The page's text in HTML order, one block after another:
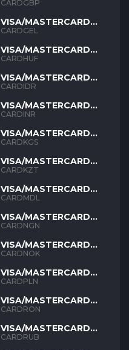
GBP
CARDGBP
VISA/MASTERCARD
GEL
CARDGEL
VISA/MASTERCARD
HUF
CARDHUF
VISA/MASTERCARD
IDR
CARDIDR
VISA/MASTERCARD
INR
CARDINR
VISA/MASTERCARD
KGS
CARDKGS
VISA/MASTERCARD
KZT
CARDKZT
VISA/MASTERCARD
MDL
CARDMDL
VISA/MASTERCARD
NGN
CARDNGN
VISA/MASTERCARD
NOK
CARDNOK
VISA/MASTERCARD
PLN
CARDPLN
VISA/MASTERCARD
RON
CARDRON
VISA/MASTERCARD
RUB
CARDRUB